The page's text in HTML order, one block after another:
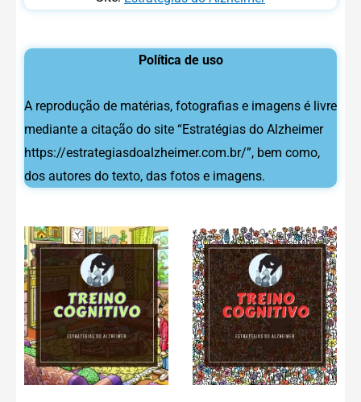
Política de uso
A reprodução de matérias, fotografias e imagens é livre
mediante a citação do site “Estratégias do Alzheimer
https://estrategiasdoalzheimer.com.br/”, bem como,
dos autores do texto, das fotos e imagens.